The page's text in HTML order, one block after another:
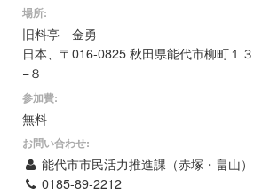
場所:
旧料亭 金勇
日本、〒016-0825 秋田県能代市柳町１３
−８
参加費:
無料
お問い合わせ:
能代市市民活力推進課（赤塚・畠山）
0185-89-2212